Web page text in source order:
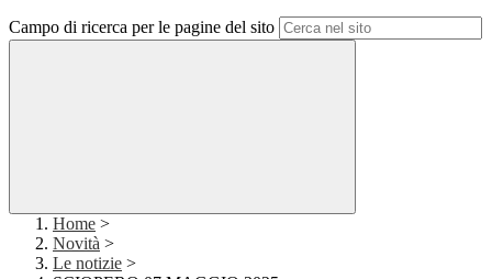
Campo di ricerca per le pagine del sito
Home >
Novità >
Le notizie >